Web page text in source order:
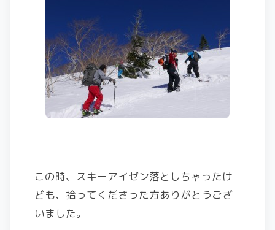
この時、スキーアイゼン落としちゃったけ
ども、拾ってくださった方ありがとうござ
いました。